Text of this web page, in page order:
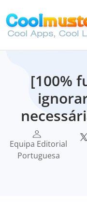
[100%
Equipa Editorial
Portuguesa